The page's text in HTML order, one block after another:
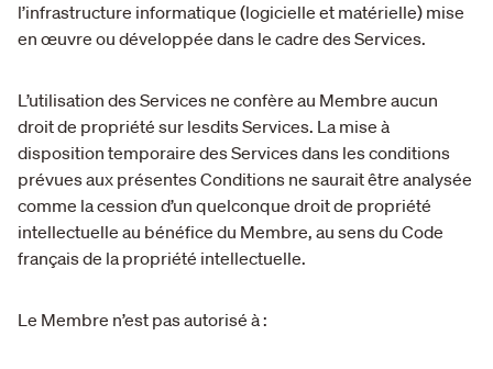
l’infrastructure informatique (logicielle et matérielle) mise
en œuvre ou développée dans le cadre des Services.
L’utilisation des Services ne confère au Membre aucun
droit de propriété sur lesdits Services. La mise à
disposition temporaire des Services dans les conditions
prévues aux présentes Conditions ne saurait être analysée
comme la cession d’un quelconque droit de propriété
intellectuelle au bénéfice du Membre, au sens du Code
français de la propriété intellectuelle.
Le Membre n’est pas autorisé à :